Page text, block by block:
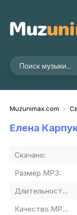
Muzunimax.com
Елена
Скачано:
Размер MP3:
Длительность MP3:
Качество MP3: